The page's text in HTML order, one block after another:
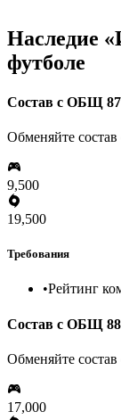
Наследие
футболе
Состав с ОБЩ 87
Обменяйте
9,500
19,500
Требования
•Рейтинг
Состав с ОБЩ 88
Обменяйте
17,000